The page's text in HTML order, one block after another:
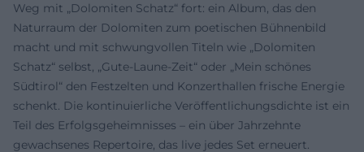
Weg mit „Dolomiten Schatz“ fort: ein Album, das den
Naturraum der Dolomiten zum poetischen Bühnenbild
macht und mit schwungvollen Titeln wie „Dolomiten
Schatz“ selbst, „Gute-Laune-Zeit“ oder „Mein schönes
Südtirol“ den Festzelten und Konzerthallen frische Energie
schenkt. Die kontinuierliche Veröffentlichungsdichte ist ein
Teil des Erfolgsgeheimnisses – ein über Jahrzehnte
gewachsenes Repertoire, das live jedes Set erneuert.